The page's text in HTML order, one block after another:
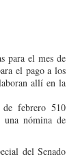
para el mes de
el pago a los
allí en la
de febrero 510
nómina de
del Senado